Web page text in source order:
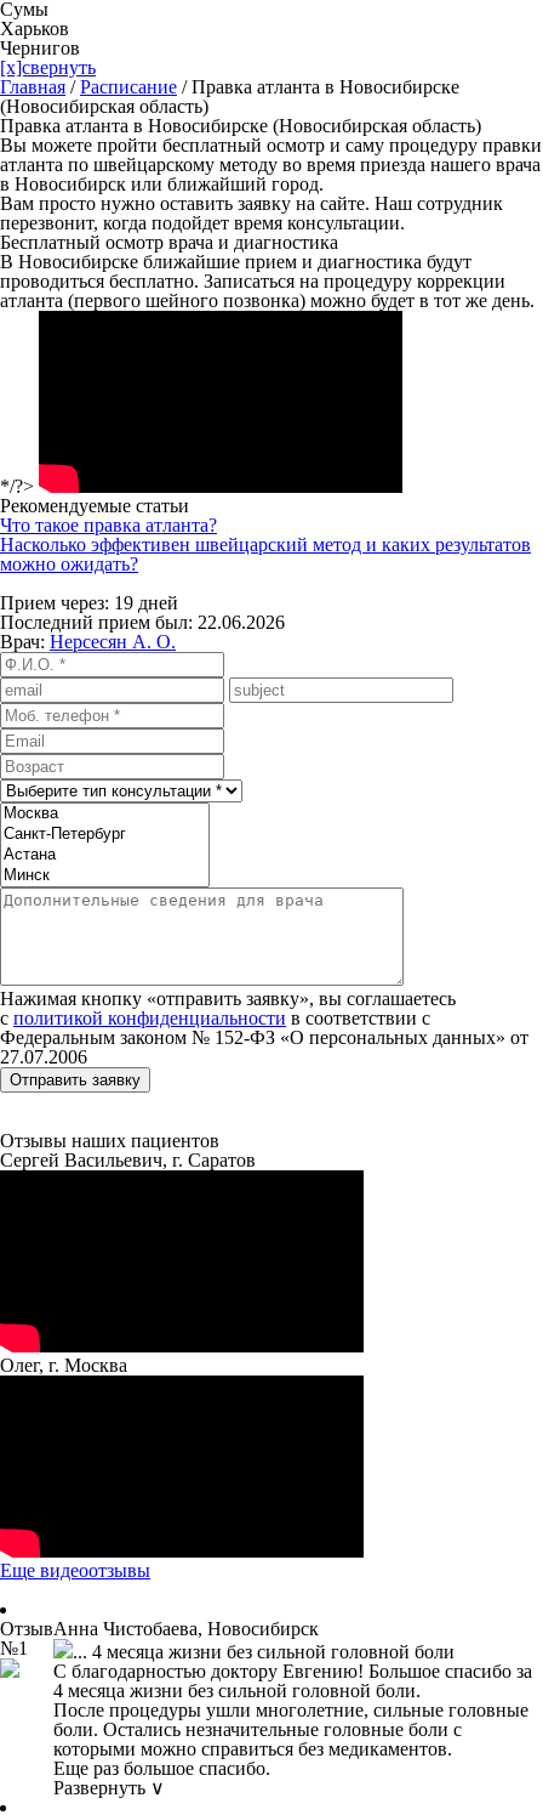
Сумы
Харьков
Чернигов
[x]свернуть
Главная /Расписание /Правка атланта в Новосибирске
(Новосибирская область)
Правка атланта в Новосибирске (Новосибирская область)
Вы можете пройти бесплатный осмотр и саму процедуру правки
атланта по швейцарскому методу во время приезда нашего врача
в Новосибирск или ближайший город.
Вам просто нужно оставить заявку на сайте. Наш сотрудник
перезвонит, когда подойдет время консультации.
Бесплатный осмотр врача и диагностика
В Новосибирске ближайшие прием и диагностика будут
проводиться бесплатно. Записаться на процедуру коррекции
атланта (первого шейного позвонка) можно будет в тот же день.
*/?>
Рекомендуемые статьи
Что такое правка атланта?
Насколько эффективен швейцарский метод и каких результатов
можно ожидать?
Прием через: 19 дней
Последний прием был: 22.06.2026
Врач: Нерсесян А. О.
Нажимая кнопку «отправить заявку», вы соглашаетесь
с политикой конфиденциальности в соответствии с
Федеральным законом № 152‑ФЗ «О персональных данных» от
27.07.2006
Отзывы наших пациентов
Сергей Васильевич, г. Саратов
Олег, г. Москва
Еще видеоотзывы
Отзыв
№1
Анна Чистобаева, Новосибирск
... 4 месяца жизни без сильной головной боли
С благодарностью доктору Евгению! Большое спасибо за
4 месяца жизни без сильной головной боли.
После процедуры ушли многолетние, сильные головные
боли. Остались незначительные головные боли с
которыми можно справиться без медикаментов.
Еще раз большое спасибо.
Развернуть ∨